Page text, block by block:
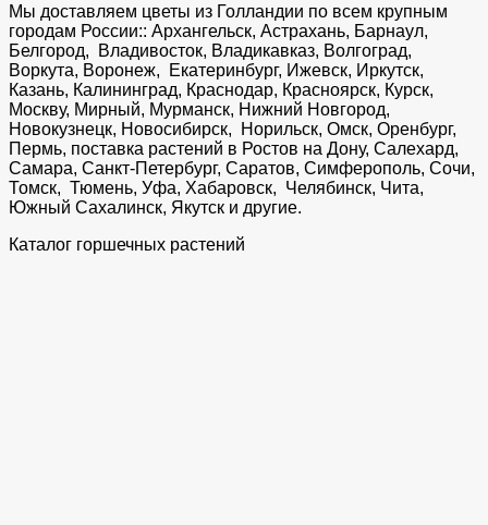
Мы доставляем цветы из Голландии по всем крупным
городам России:: Архангельск, Астрахань, Барнаул,
Белгород, Владивосток, Владикавказ, Волгоград,
Воркута, Воронеж, Екатеринбург, Ижевск, Иркутск,
Казань, Калининград, Краснодар, Красноярск, Курск,
Москву, Мирный, Мурманск, Нижний Новгород,
Новокузнецк, Новосибирск, Норильск, Омск, Оренбург,
Пермь, поставка растений в Ростов на Дону, Салехард,
Самара, Санкт-Петербург, Саратов, Симферополь, Сочи,
Томск, Тюмень, Уфа, Хабаровск, Челябинск, Чита,
Южный Сахалинск, Якутск и другие.
Каталог горшечных растений